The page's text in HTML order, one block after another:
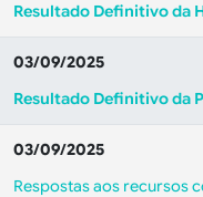
Resultado Definitivo da
03/09/2025
Resultado Definitivo da
03/09/2025
Respostas aos recursos